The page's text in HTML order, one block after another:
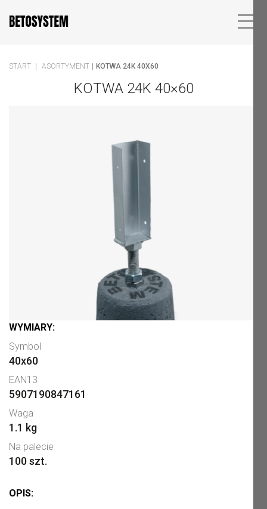
START ASORTYMENT KOTWA 24K 40X60
KOTWA 24K 40×60
WYMIARY:
Symbol
40x60
EAN13
5907190847161
Waga
1.1 kg
Na palecie
100 szt.
OPIS: